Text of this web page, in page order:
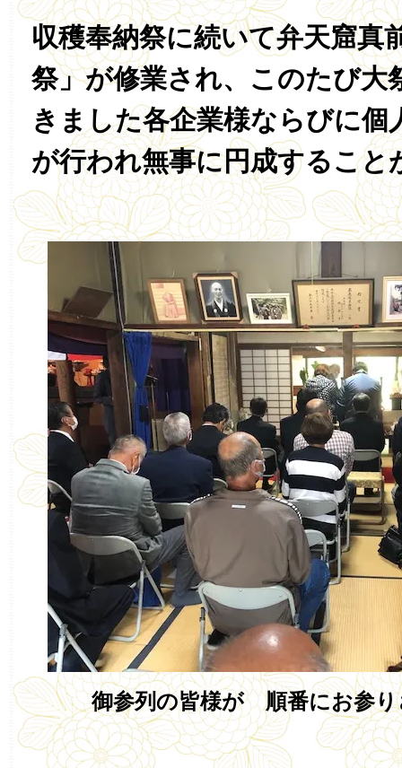
収穫奉納祭に続いて弁天窟真
祭」が修業され、このたび大
きました各企業様ならびに個
が行われ無事に円成すること
御参列の皆様が 順番にお参